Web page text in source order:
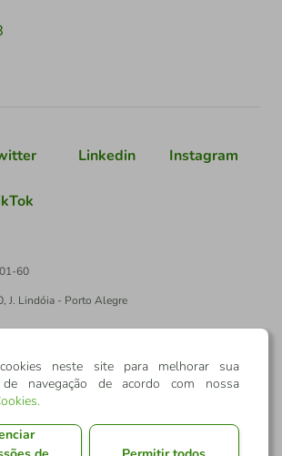
Linkedin Instagram
60
J. Lindóia - Porto Alegre
neste site para melhorar sua
de navegação de acordo com nossa
.